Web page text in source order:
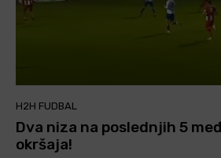
H2H FUDBAL
Dva niza na poslednjih 5
okršaja!